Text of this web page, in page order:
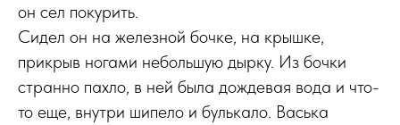
он сел покурить.
Сидел он на железной бочке, на крышке,
прикрыв ногами небольшую дырку. Из бочки
странно пахло, в ней была дождевая вода и что-
то еще, внутри шипело и булькало. Васька